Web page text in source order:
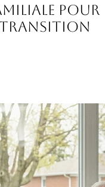
pour
transition